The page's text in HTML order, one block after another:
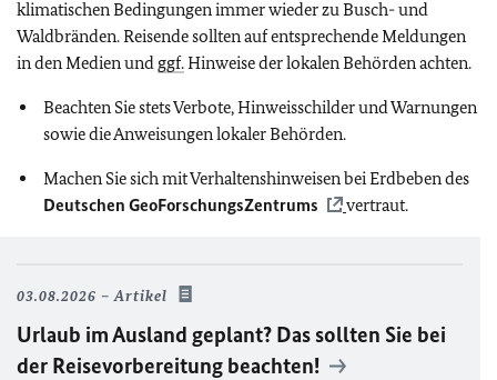
klimatischen Bedingungen immer wieder zu Busch- und
Waldbränden. Reisende sollten auf entsprechende Meldungen
in den Medien und ggf.Hinweise der lokalen Behörden achten.
Beachten Sie stets Verbote, Hinweisschilder und Warnungen
sowie die Anweisungen lokaler Behörden.
Machen Sie sich mit Verhaltenshinweisen bei Erdbeben des
Deutschen GeoForschungsZentrums
vertraut.
03.08.2026 Artikel
Urlaub im Ausland geplant? Das sollten Sie bei
der Reisevorbereitung beachten!